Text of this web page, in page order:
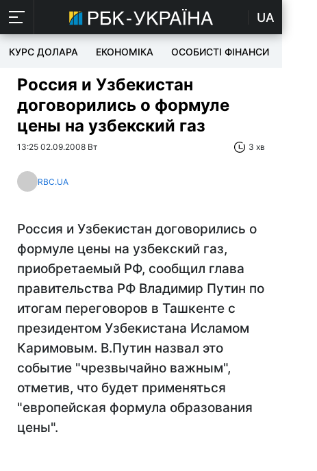
UA
КУРС ДОЛАРА ЕКОНОМІКА ОСОБИСТІ ФІНАНСИ
Россия и Узбекистан
договорились о формуле
цены на узбекский газ
13:25 02.09.2008 Вт 3 хв
RBC.UA
Россия и Узбекистан договорились о
формуле цены на узбекский газ,
приобретаемый РФ, сообщил глава
правительства РФ Владимир Путин по
итогам переговоров в Ташкенте с
президентом Узбекистана Исламом
Каримовым. В.Путин назвал это
событие "чрезвычайно важным",
отметив, что будет применяться
"европейская формула образования
цены".